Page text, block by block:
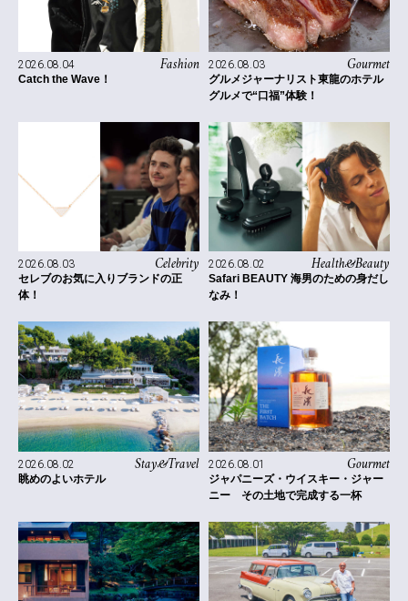
Fashion
2026.08.04
Catch the Wave！
Gourmet
2026.08.03
グルメジャーナリスト東龍のホテル
グルメで“口福”体験！
Celebrity
2026.08.03
セレブのお気に入りブランドの正
体！
Health&Beauty
2026.08.02
Safari BEAUTY 海男のための身だし
なみ！
Stay&Travel
2026.08.02
眺めのよいホテル
Gourmet
2026.08.01
ジャパニーズ・ウイスキー・ジャー
ニー その土地で完成する一杯